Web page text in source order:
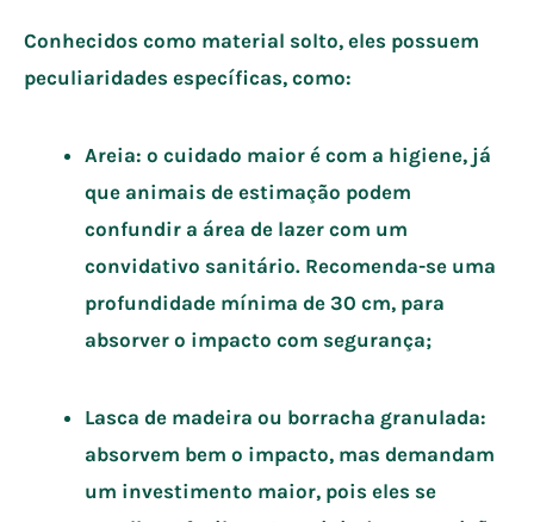
Conhecidos como material solto, eles possuem
peculiaridades específicas, como:
Areia: o cuidado maior é com a higiene, já
que animais de estimação podem
confundir a área de lazer com um
convidativo sanitário. Recomenda-se uma
profundidade mínima de 30 cm, para
absorver o impacto com segurança;
Lasca de madeira ou borracha granulada:
absorvem bem o impacto, mas demandam
um investimento maior, pois eles se